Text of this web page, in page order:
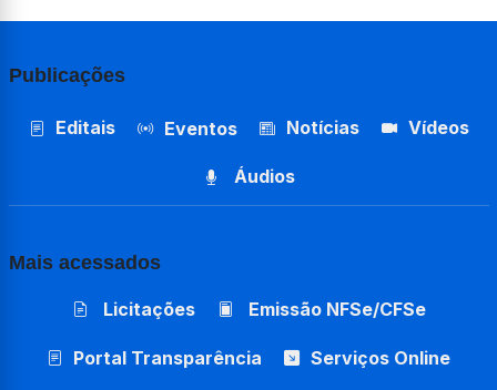
Publicações
Editais Eventos Notícias Vídeos
Áudios
Mais acessados
Licitações Emissão NFSe/CFSe
Portal Transparência Serviços Online